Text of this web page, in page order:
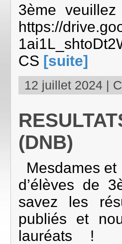
3ème
https://
CS [suite]
12 juillet 2024 |
(DNB)
Mesdames et
d’élèves de
savez les
publiés et
lauréats